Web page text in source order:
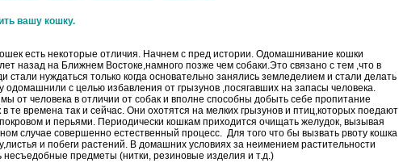
вашу кошку.
есть некоторые отличия. Начнем с пред истории. Одомашнивание кошки
назад на Ближнем Востоке,намного позже чем собаки.Это связано с тем ,что в
стали нуждаться только когда основательно занялись земледелием и стали делать
одомашнили с целью избавления от грызунов ,посягавших на запасы человека.
от человека в отличии от собак и вполне способны добыть себе пропитание
в те времена так и сейчас. Они охотятся на мелких грызунов и птиц,которых поедают
и перьями. Периодически кошкам приходится очищать желудок, вызывая
случае совершенно естественный процесс. Для того что бы вызвать рвоту кошка
и побеги растений. В домашних условиях за неимением растительности
несъедобные предметы (нитки, резиновые изделия и т.д.)